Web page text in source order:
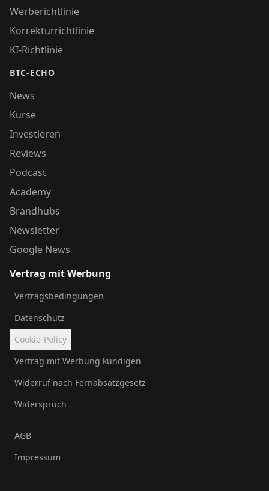
Werberichtlinie
Korrekturrichtlinie
KI-Richtlinie
BTC-ECHO
News
Kurse
Investieren
Reviews
Podcast
Academy
Brandhubs
Newsletter
Google News
Vertrag mit Werbung
Vertragsbedingungen
Datenschutz
Cookie-Policy
Vertrag mit Werbung kündigen
Widerruf nach Fernabsatzgesetz
Widerspruch
AGB
Impressum